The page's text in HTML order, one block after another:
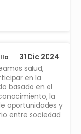
·
31 Dic 2024
salud,
en la
basado en el
la
oportunidades y
entre sociedad